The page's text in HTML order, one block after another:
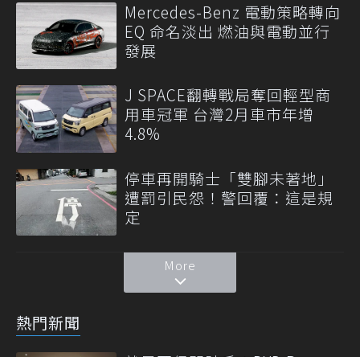
Mercedes-Benz 電動策略轉向
EQ 命名淡出 燃油與電動並行
發展
J SPACE翻轉戰局奪回輕型商
用車冠軍 台灣2月車市年增
4.8%
停車再開騎士「雙腳未著地」
遭罰引民怨！警回覆：這是規
定
More
熱門新聞